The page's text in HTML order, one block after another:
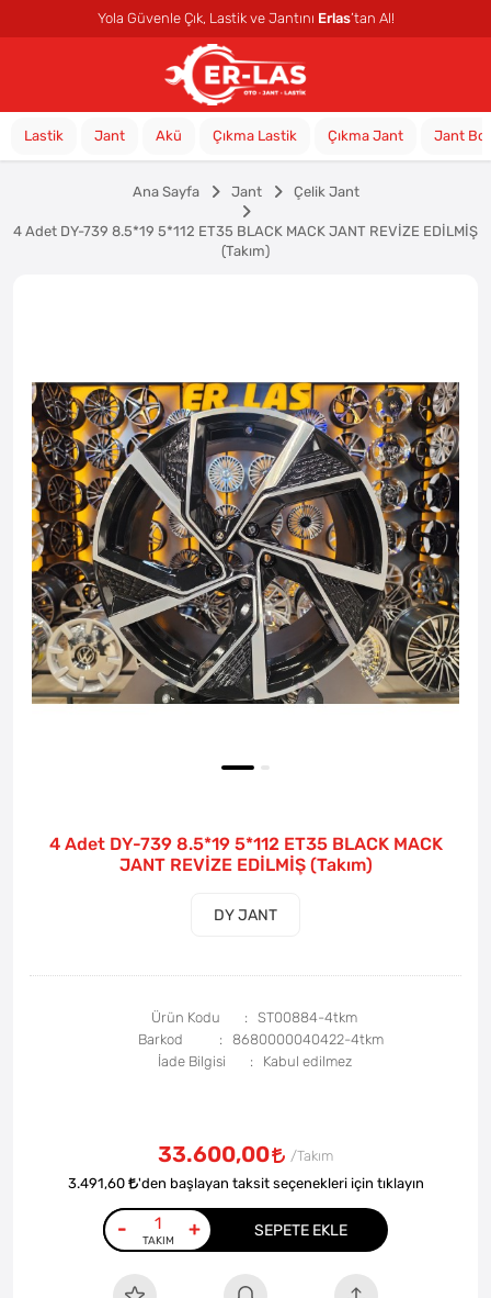
Yola Güvenle Çık, Lastik ve Jantını Erlas’tan Al!
Lastik Jant Akü Çıkma Lastik Çıkma Jant Jant
Ana Sayfa Jant Çelik Jant
4 Adet DY-739 8.5*19 5*112 ET35 BLACK MACK JANT REVİZE EDİLMİŞ
(Takım)
4 Adet DY-739 8.5*19 5*112 ET35 BLACK MACK
JANT REVİZE EDİLMİŞ (Takım)
DY JANT
Ürün Kodu
ST00884-4tkm
Barkod
8680000040422-4tkm
İade Bilgisi
33.600,00
3.491,60 'den başlayan taksit seçenekleri için tıklayın
- + SEPETE EKLE